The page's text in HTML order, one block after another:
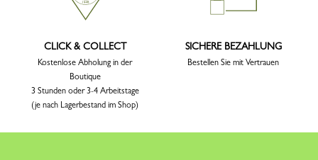
CLICK & COLLECT
Kostenlose Abholung in der
Boutique
3 Stunden oder 3-4 Arbeitstage
(je nach Lagerbestand im Shop)
SICHERE BEZAHLUNG
Bestellen Sie mit Vertrauen